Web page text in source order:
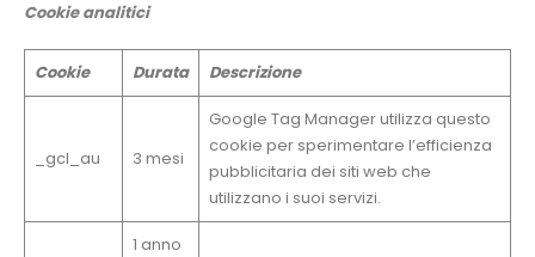
Cookie analitici
Cookie Durata Descrizione
_gcl_au 3 mesi
Google Tag Manager utilizza questo
cookie per sperimentare l’efficienza
pubblicitaria dei siti web che
utilizzano i suoi servizi.
1 anno